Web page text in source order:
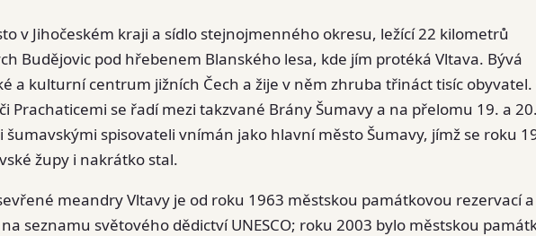
v Jihočeském kraji a sídlo stejnojmenného okresu, ležící 22 kilometrů
Budějovic pod hřebenem Blanského lesa, kde jím protéká Vltava. Bývá
a kulturní centrum jižních Čech a žije v něm zhruba třináct tisíc obyvatel.
Prachaticemi se řadí mezi takzvané Brány Šumavy a na přelomu 19. a 20.
šumavskými spisovateli vnímán jako hlavní město Šumavy, jímž se roku
župy i nakrátko stal.
meandry Vltavy je od roku 1963 městskou památkovou rezervací
seznamu světového dědictví UNESCO; roku 2003 bylo městskou